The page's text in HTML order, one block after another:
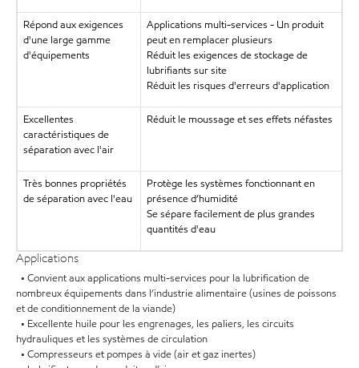
Répond aux exigences
d'une large gamme
d'équipements
Applications multi-services - Un produit
peut en remplacer plusieurs
Réduit les exigences de stockage de
lubrifiants sur site
Réduit les risques d'erreurs d'application
Excellentes
caractéristiques de
séparation avec l'air
Réduit le moussage et ses effets néfastes
Très bonnes propriétés
de séparation avec l'eau
Protège les systèmes fonctionnant en
présence d’humidité
Se sépare facilement de plus grandes
quantités d'eau
Applications
• Convient aux applications multi-services pour la lubrification de
nombreux équipements dans l’industrie alimentaire (usines de poissons
et de conditionnement de la viande)
• Excellente huile pour les engrenages, les paliers, les circuits
hydrauliques et les systèmes de circulation
• Compresseurs et pompes à vide (air et gaz inertes)